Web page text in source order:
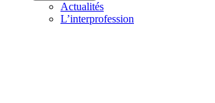
Actualités
L’interprofession